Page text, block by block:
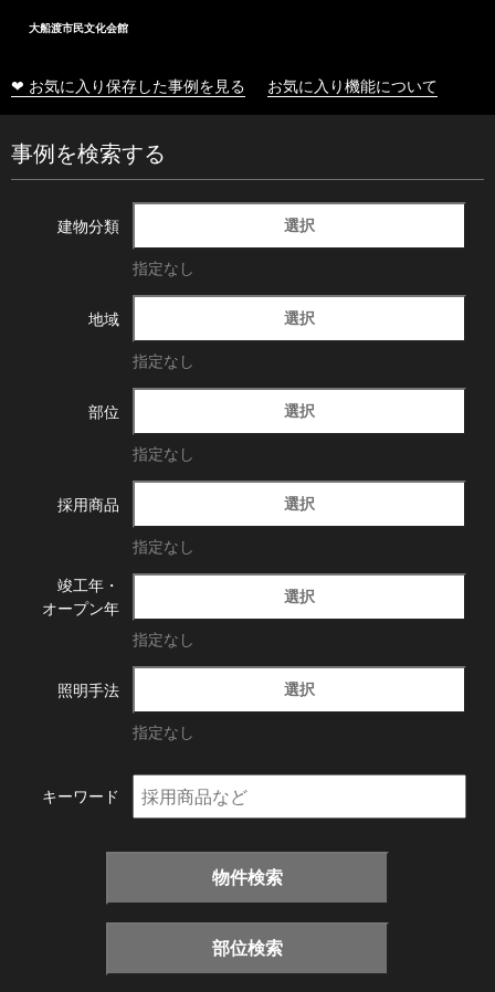
大船渡市民文化会館
❤ お気に入り保存した事例を見る お気に入り機能について
事例を検索する
建物分類 選択
指定なし
地域 選択
指定なし
部位 選択
指定なし
採用商品 選択
指定なし
竣工年・
オープン年
選択
指定なし
照明手法 選択
指定なし
キーワード
物件検索
部位検索